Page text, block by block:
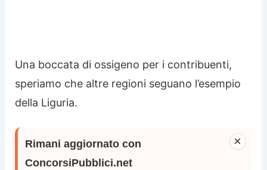
Una boccata di ossigeno per i contribuenti,
speriamo che altre regioni seguano l’esempio
della Liguria.
×
Rimani aggiornato con
ConcorsiPubblici.net